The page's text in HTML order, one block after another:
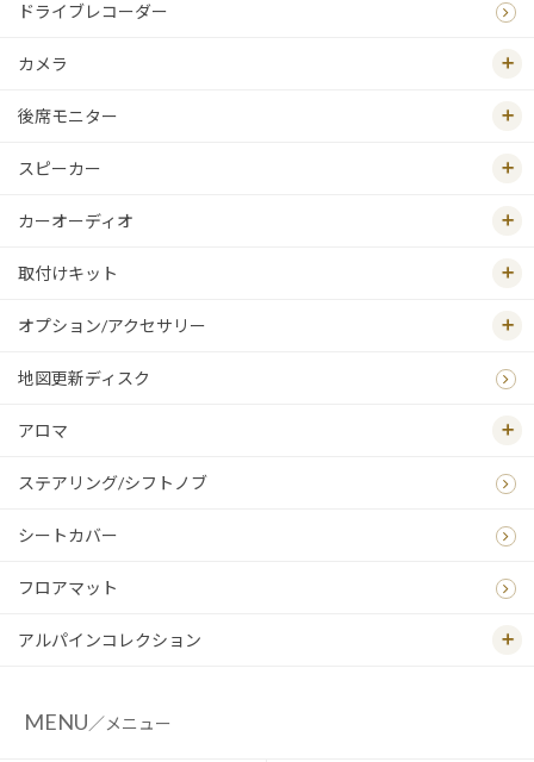
ドライブレコーダー
カメラ
後席モニター
スピーカー
カーオーディオ
取付けキット
オプション/アクセサリー
地図更新ディスク
アロマ
ステアリング/シフトノブ
シートカバー
フロアマット
アルパインコレクション
MENU／メニュー